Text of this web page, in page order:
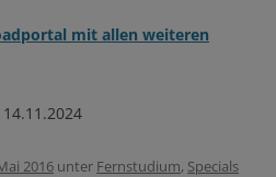
mit allen weiteren
2016 unter Fernstudium, Specials